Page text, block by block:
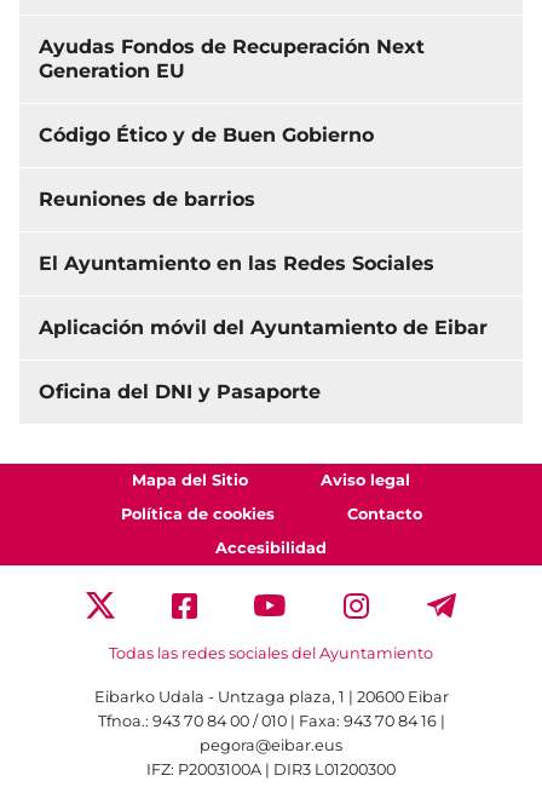
Ayudas Fondos de Recuperación Next
Generation EU
Código Ético y de Buen Gobierno
Reuniones de barrios
El Ayuntamiento en las Redes Sociales
Aplicación móvil del Ayuntamiento de Eibar
Oficina del DNI y Pasaporte
Mapa del Sitio
Aviso legal
Política de cookies
Contacto
Accesibilidad
Todas las redes sociales del Ayuntamiento
Eibarko Udala - Untzaga plaza, 1 | 20600 Eibar
Tfnoa.: 943 70 84 00 / 010 | Faxa: 943 70 84 16 |
pegora@eibar.eus
IFZ: P2003100A | DIR3 L01200300